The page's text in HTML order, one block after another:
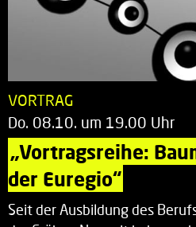
VORTRAG
Do. 08.10. um 19.00 Uhr
„Vortragsreihe:
der Euregio“
Seit der Ausbildung des